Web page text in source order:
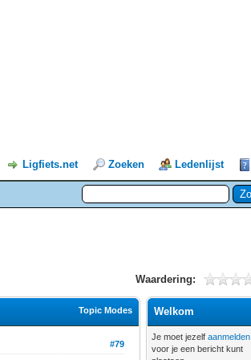
Ligfiets.net Zoeken Ledenlijst
Waardering:
Topic Modes
#79
Welkom
Je moet jezelfaanmelden
voor je een bericht kunt